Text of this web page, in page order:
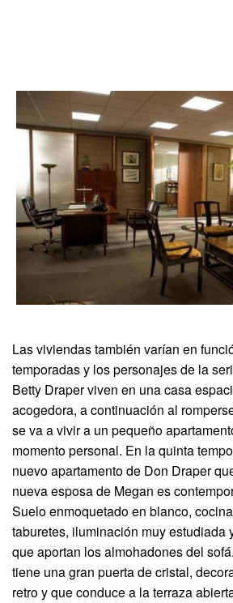
Las viviendas también varían en
temporadas y los personajes de la
Betty Draper viven en una casa
acogedora, a continuación al
se va a vivir a un pequeño
momento personal. En la quinta
nuevo apartamento de Don Draper
nueva esposa de Megan es
Suelo enmoquetado en blanco,
taburetes, iluminación muy estudiada
que aportan los almohadones del
tiene una gran puerta de cristal,
retro y que conduce a la terraza